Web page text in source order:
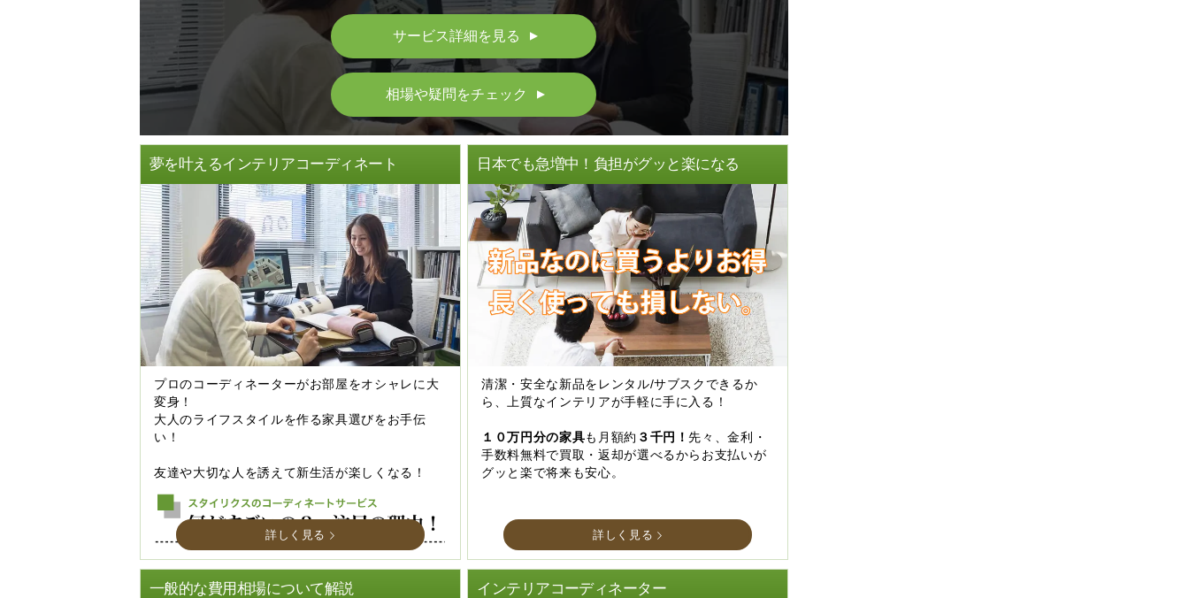
サービス詳細を見る ▲
相場や疑問をチェック ▲
夢を叶えるインテリアコーディネート
プロのコーディネーターがお部屋をオシャレに大
変身！
大人のライフスタイルを作る家具選びをお手伝
い！
友達や大切な人を誘えて新生活が楽しくなる！
詳しく見る
日本でも急増中！負担がグッと楽になる
清潔・安全な新品をレンタル/サブスクできるか
ら、上質なインテリアが手軽に手に入る！
１０万円分の家具も月額約 ３千円！先々、金利・
手数料無料で買取・返却が選べるからお支払いが
グッと楽で将来も安心。
詳しく見る
一般的な費用相場について解説 インテリアコーディネーター